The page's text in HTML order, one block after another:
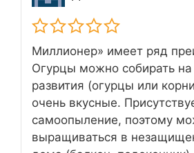
Миллионер» имеет ряд
Огурцы можно собирать
развития (огурцы или
очень вкусные.
самоопыление, поэтому
выращиваться в